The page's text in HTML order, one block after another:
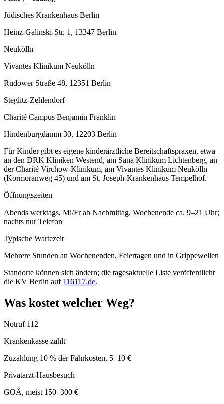
Jüdisches Krankenhaus Berlin
Heinz-Galinski-Str. 1, 13347 Berlin
Neukölln
Vivantes Klinikum Neukölln
Rudower Straße 48, 12351 Berlin
Steglitz-Zehlendorf
Charité Campus Benjamin Franklin
Hindenburgdamm 30, 12203 Berlin
Für Kinder gibt es eigene kinderärztliche Bereitschaftspraxen, etwa
an den DRK Kliniken Westend, am Sana Klinikum Lichtenberg, an
der Charité Virchow-Klinikum, am Vivantes Klinikum Neukölln
(Kormoranweg 45) und am St. Joseph-Krankenhaus Tempelhof.
Öffnungszeiten
Abends werktags, Mi/Fr ab Nachmittag, Wochenende ca. 9–21 Uhr;
nachts nur Telefon
Typische Wartezeit
Mehrere Stunden an Wochenenden, Feiertagen und in Grippewellen
Standorte können sich ändern; die tagesaktuelle Liste veröffentlicht
die KV Berlin auf 116117.de.
Was kostet welcher Weg?
Notruf 112
Krankenkasse zahlt
Zuzahlung 10 % der Fahrkosten, 5–10 €
Privatarzt-Hausbesuch
GOÄ, meist 150–300 €